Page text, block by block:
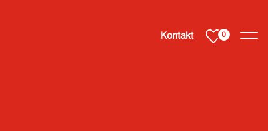
Svenska
Kontakt 0